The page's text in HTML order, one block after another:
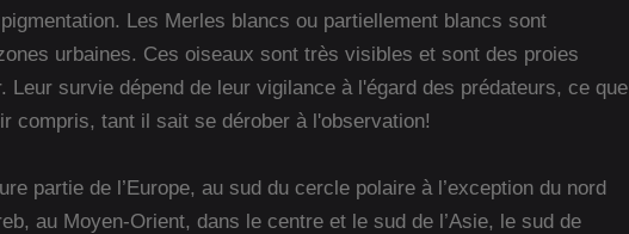
Les Merles blancs ou partiellement blancs sont
urbaines. Ces oiseaux sont très visibles et sont des proies
Leur survie dépend de leur vigilance à l'égard des prédateurs, ce que
compris, tant il sait se dérober à l'observation!
partie de l’Europe, au sud du cercle polaire à l’exception du nord
au Moyen-Orient, dans le centre et le sud de l’Asie, le sud de